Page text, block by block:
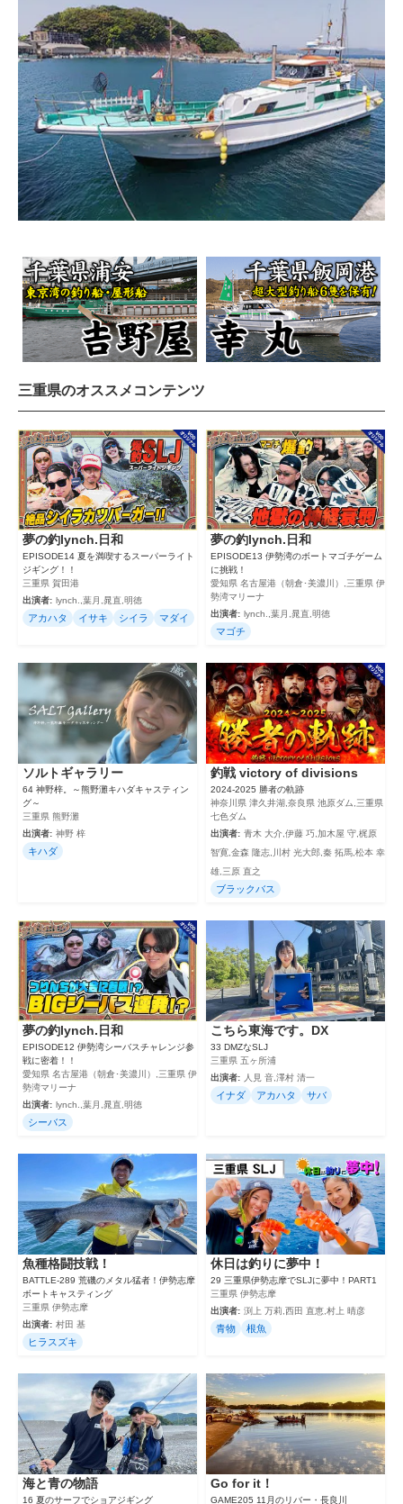
三重県のオススメコンテンツ
夢の釣lynch.日和
EPISODE14 夏を満喫するスーパーライト
ジギング！！
三重県 賀田港
出演者: lynch.,葉月,晁直,明徳
アカハタ イサキ シイラ マダイ
夢の釣lynch.日和
EPISODE13 伊勢湾のボートマゴチゲーム
に挑戦！
愛知県 名古屋港（朝倉･美濃川）,三重県 伊
勢湾マリーナ
出演者: lynch.,葉月,晁直,明徳
マゴチ
ソルトギャラリー
64 神野梓。～熊野灘キハダキャスティン
グ～
三重県 熊野灘
出演者: 神野 梓
キハダ
釣戦 victory of divisions
2024‐2025 勝者の軌跡
神奈川県 津久井湖,奈良県 池原ダム,三重県
七色ダム
出演者: 青木 大介,伊藤 巧,加木屋 守,梶原
智寛,金森 隆志,川村 光大郎,秦 拓馬,松本 幸
雄,三原 直之
ブラックバス
夢の釣lynch.日和
EPISODE12 伊勢湾シーバスチャレンジ参
戦に密着！！
愛知県 名古屋港（朝倉･美濃川）,三重県 伊
勢湾マリーナ
出演者: lynch.,葉月,晁直,明徳
シーバス
こちら東海です。DX
33 DMZなSLJ
三重県 五ヶ所浦
出演者:
人見 音,澤村 清一
イナダ アカハタ サバ
魚種格闘技戦！
BATTLE-289 荒磯のメタル猛者！伊勢志摩
ボートキャスティング
三重県 伊勢志摩
出演者: 村田 基
ヒラスズキ
休日は釣りに夢中！
29 三重県伊勢志摩でSLJに夢中！PART1
三重県 伊勢志摩
出演者: 渕上 万莉,西田 直恵,村上 晴彦
青物 根魚
海と青の物語
16 夏のサーフでショアジギング
Go for it！
GAME205 11月のリバー・長良川